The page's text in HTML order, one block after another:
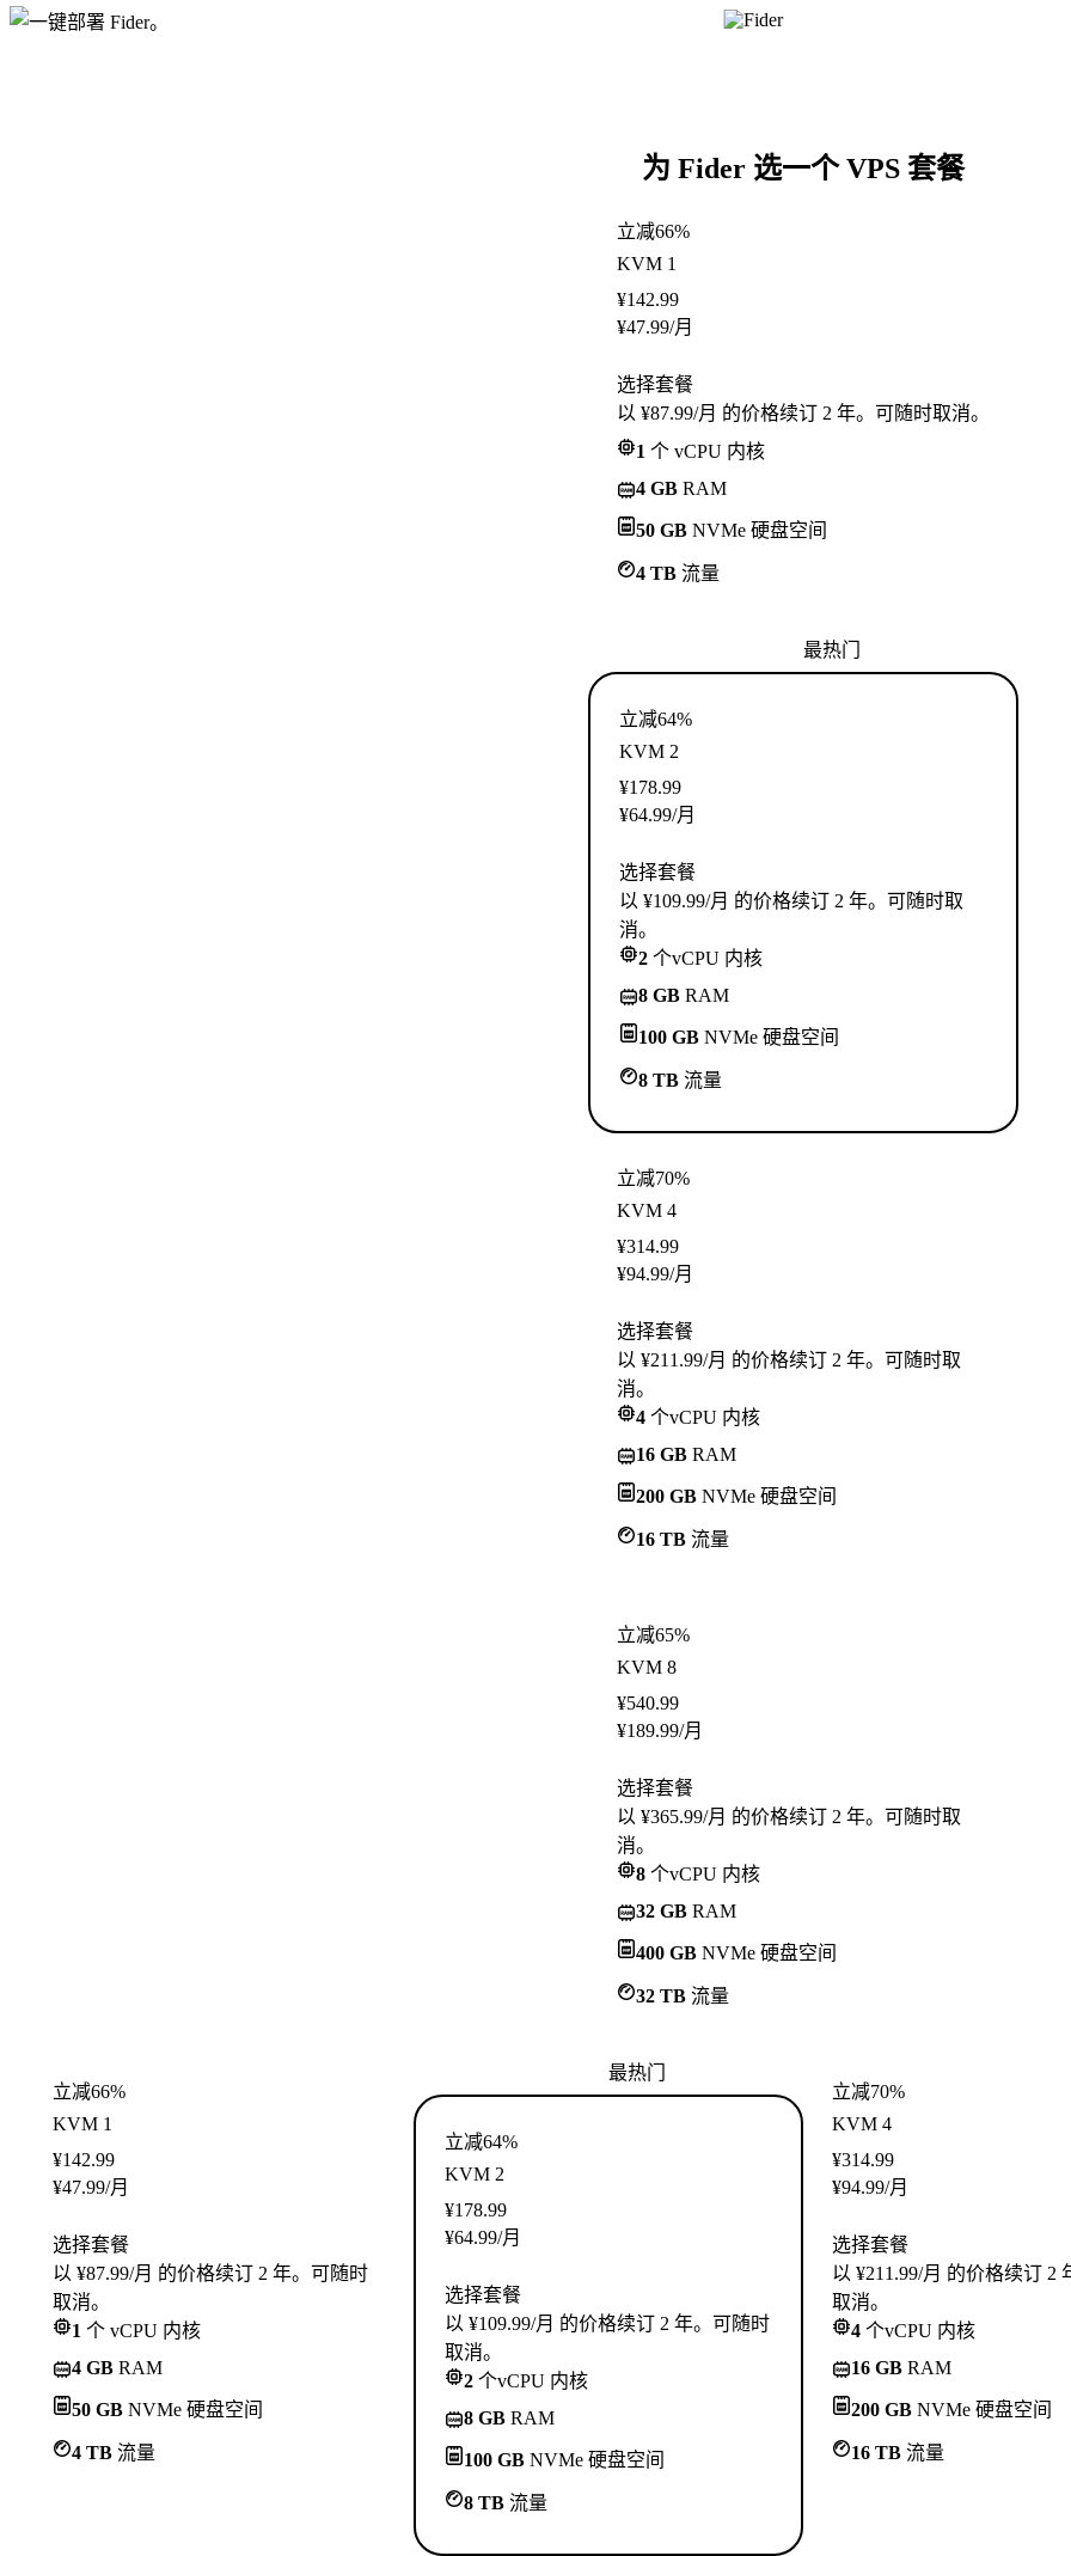
为 Fider 选一个 VPS 套餐
立减66%
KVM 1
¥142.99
¥47.99/月
选择套餐
以 ¥87.99/月 的价格续订 2 年。可随时取消。
1 个 vCPU 内核
4 GB RAM
50 GB NVMe 硬盘空间
4 TB 流量
最热门
立减64%
KVM 2
¥178.99
¥64.99/月
选择套餐
以 ¥109.99/月 的价格续订 2 年。可随时取
消。
2 个vCPU 内核
8 GB RAM
100 GB NVMe 硬盘空间
8 TB 流量
立减70%
KVM 4
¥314.99
¥94.99/月
选择套餐
以 ¥211.99/月 的价格续订 2 年。可随时取
消。
4 个vCPU 内核
16 GB RAM
200 GB NVMe 硬盘空间
16 TB 流量
立减65%
KVM 8
¥540.99
¥189.99/月
选择套餐
以 ¥365.99/月 的价格续订 2 年。可随时取
消。
8 个vCPU 内核
32 GB RAM
400 GB NVMe 硬盘空间
32 TB 流量
立减66%
KVM 1
¥142.99
¥47.99/月
选择套餐
以 ¥87.99/月 的价格续订 2 年。可随时
取消。
1 个 vCPU 内核
4 GB RAM
50 GB NVMe 硬盘空间
4 TB 流量
最热门
立减64%
KVM 2
¥178.99
¥64.99/月
选择套餐
以 ¥109.99/月 的价格续订 2 年。可随时
取消。
2 个vCPU 内核
8 GB RAM
100 GB NVMe 硬盘空间
8 TB 流量
立减70%
KVM 4
¥314.99
¥94.99/月
选择套餐
以 ¥211.99/月 的价格续订 2
取消。
4 个vCPU 内核
16 GB RAM
200 GB NVMe 硬盘空间
16 TB 流量